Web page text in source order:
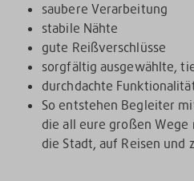
saubere Verarbeitung
stabile Nähte
gute Reißverschlüsse
sorgfältig ausgewählte,
durchdachte
So entstehen Begleiter
die all eure großen Wege
die Stadt, auf Reisen und